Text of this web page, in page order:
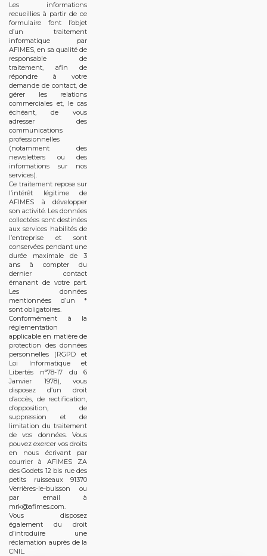
Les informations
recueillies à partir de ce
formulaire font l’objet
d’un traitement
informatique par
AFIMES, en sa qualité de
responsable de
traitement, afin de
répondre à votre
demande de contact, de
gérer les relations
commerciales et, le cas
échéant, de vous
adresser des
communications
professionnelles
(notamment des
newsletters ou des
informations sur nos
services).
Ce traitement repose sur
l’intérêt légitime de
AFIMES à développer
son activité. Les données
collectées sont destinées
aux services habilités de
l’entreprise et sont
conservées pendant une
durée maximale de 3
ans à compter du
dernier contact
émanant de votre part.
Les données
mentionnées d’un *
sont obligatoires.
Conformément à la
réglementation
applicable en matière de
protection des données
personnelles (RGPD et
Loi Informatique et
Libertés n°78-17 du 6
Janvier 1978), vous
disposez d’un droit
d’accès, de rectification,
d’opposition, de
suppression et de
limitation du traitement
de vos données. Vous
pouvez exercer vos droits
en nous écrivant par
courrier à AFIMES ZA
des Godets 12 bis rue des
petits ruisseaux 91370
Verrières-le-buisson ou
par email à
mrk@afimes.com.
Vous disposez
également du droit
d’introduire une
réclamation auprès de la
CNIL.